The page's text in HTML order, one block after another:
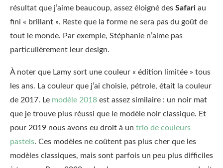
résultat que j’aime beaucoup, assez éloigné des Safari au
fini « brillant ». Reste que la forme ne sera pas du goût de
tout le monde. Par exemple, Stéphanie n’aime pas
particulièrement leur design.
À noter que Lamy sort une couleur « édition limitée » tous
les ans. La couleur que j’ai choisie, pétrole, était la couleur
de 2017. Le modèle 2018 est assez similaire : un noir mat
que je trouve plus réussi que le modèle noir classique. Et
pour 2019 nous avons eu droit à un trio de couleurs
pastels. Ces modèles ne coûtent pas plus cher que les
modèles classiques, mais sont parfois un peu plus difficiles